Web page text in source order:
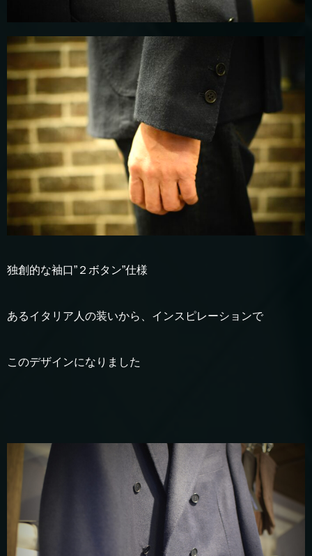
独創的な袖口”２ボタン”仕様
あるイタリア人の装いから、インスピレーションで
このデザインになりました